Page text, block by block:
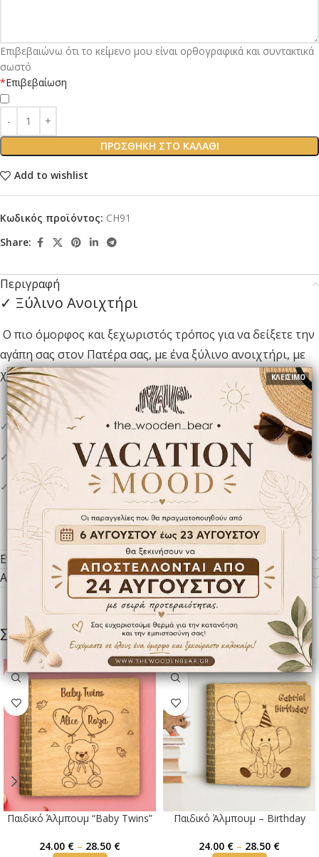
*Επιβεβαίωση
Επιβεβαιώνω ότι το κείμενο μου είναι ορθογραφικά και συντακτικά
σωστό
ΠΡΟΣΘΉΚΗ ΣΤΟ ΚΑΛΆΘΙ
Add to wishlist
Κωδικός προϊόντος: CH91
Share:
Περιγραφή
✓ Ξύλινο Ανοιχτήρι
Ο πιο όμορφος και ξεχωριστός τρόπος για να δείξετε την
αγάπη σας στον Πατέρα σας, με ένα ξύλινο ανοιχτήρι, με
χαραγμένο ένα μήνυμα αποκλειστικά για αυτόν!
✓Ξύλινο Ανοιχτήρι χαραγμένο με Laser
✓ Διάσταση 14cm x 4cm​
✓ Παρέχεται σε συσκευασία δώρου. ​
Επιπλέον πληροφορίες
Αποστολή & παράδοση
Σχετικά προϊόντα
Παιδικό Άλμπουμ “Baby Twins”
24.00 € – 28.50 €
Παιδικό Άλμπουμ – Birthday
24.00 € – 28.50 €
ΚΛΕΙΣΙΜΟ